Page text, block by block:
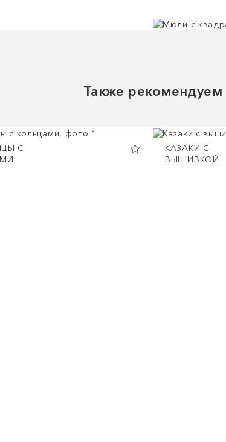
Также рекомендуем
С
КАЗАКИ С
ВЫШИВКОЙ